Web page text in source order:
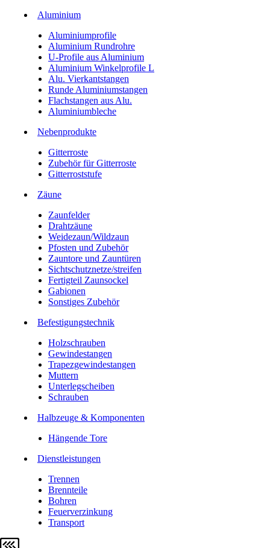
Aluminium
Aluminiumprofile
Aluminium Rundrohre
U-Profile aus Aluminium
Aluminium Winkelprofile L
Alu. Vierkantstangen
Runde Aluminiumstangen
Flachstangen aus Alu.
Aluminiumbleche
Nebenprodukte
Gitterroste
Zubehör für Gitterroste
Gitterroststufe
Zäune
Zaunfelder
Drahtzäune
Weidezaun/Wildzaun
Pfosten und Zubehör
Zauntore und Zauntüren
Sichtschutznetze/streifen
Fertigteil Zaunsockel
Gabionen
Sonstiges Zubehör
Befesti­gungstechnik
Holzschrauben
Gewindestangen
Trapezgewindestangen
Muttern
Unterlegscheiben
Schrauben
Halbzeuge & Komponenten
Hängende Tore
Dienstleistungen
Trennen
Brennteile
Bohren
Feuerverzinkung
Transport